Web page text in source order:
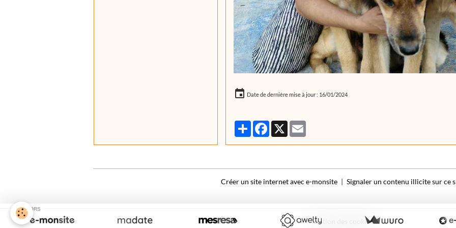
Date de dernière mise à jour : 16/01/2024
PartagerFacebook
X
Créer un site internet avec e-monsite Signaler un contenu illicite sur ce
Gestion des cookies
SPONSORS